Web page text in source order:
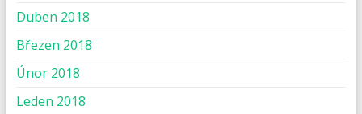
Duben 2018
Březen 2018
Únor 2018
Leden 2018